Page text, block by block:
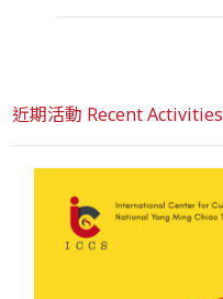
近期活動 Recent Activities